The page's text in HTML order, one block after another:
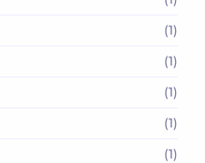
(1)
(1)
(1)
(1)
(1)